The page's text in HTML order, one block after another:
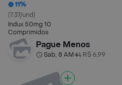
11%
(7.37/und)
Indux 50mg 10
Comprimidos
Pague Menos
Sab, 8 AM• R$ 6,99